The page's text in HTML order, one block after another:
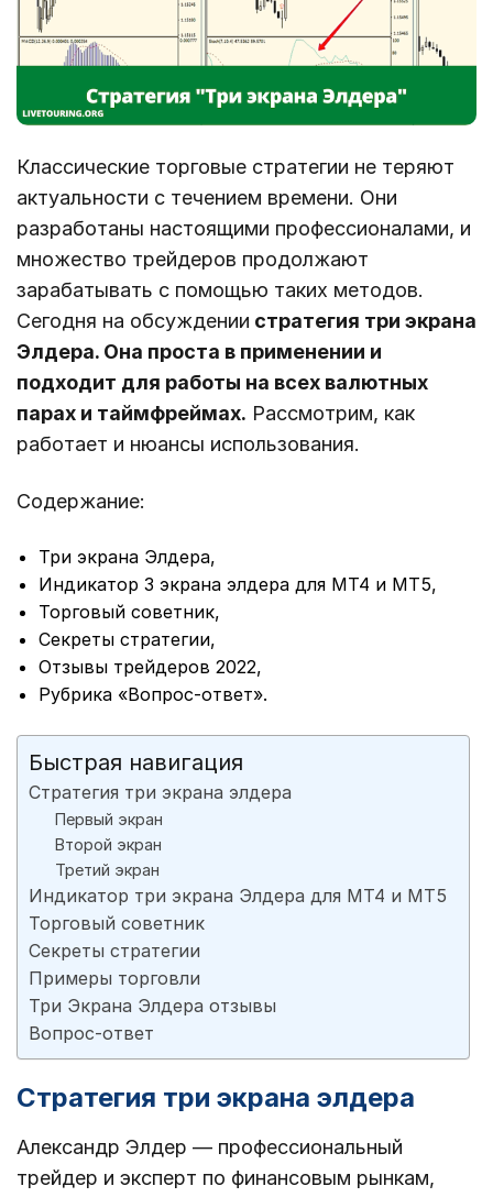
Классические торговые стратегии не теряют
актуальности с течением времени. Они
разработаны настоящими профессионалами, и
множество трейдеров продолжают
зарабатывать с помощью таких методов.
Сегодня на обсуждении стратегия три экрана
Элдера. Она проста в применении и
подходит для работы на всех валютных
парах и таймфреймах. Рассмотрим, как
работает и нюансы использования.
Содержание:
Три экрана Элдера,
Индикатор 3 экрана элдера для МТ4 и МТ5,
Торговый советник,
Секреты стратегии,
Отзывы трейдеров 2022,
Рубрика «Вопрос-ответ».
Быстрая навигация
Стратегия три экрана элдера
Первый экран
Второй экран
Третий экран
Индикатор три экрана Элдера для МТ4 и МТ5
Торговый советник
Секреты стратегии
Примеры торговли
Три Экрана Элдера отзывы
Вопрос-ответ
Стратегия три экрана элдера
Александр Элдер ― профессиональный
трейдер и эксперт по финансовым рынкам,